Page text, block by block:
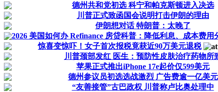
德州共和党初选 科宁和帕克斯顿进入决选
川普正式致函国会说明打击伊朗的理由
伊朗想对话 特朗普：太晚了
2026 美国如何办 Refinance 房贷科普：降低利息、成本费用
惊喜变惊吓！女子首次报税竟获近90万美元退税
川普颈部发红 医生：预防性皮肤治疗药物所
苹果正式推出iPhone 17e起价仅599美元
德州参议员初选选战激烈 广告费逾一亿美元
“友善接管”古巴政权 川普称卢比奥处理中